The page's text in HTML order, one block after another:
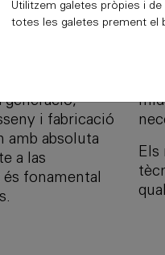
de la
generació,
i fabricació
amb absoluta
a las
fonamental
Els
Utilitzem galetes pròpies i
totes les galetes prement el